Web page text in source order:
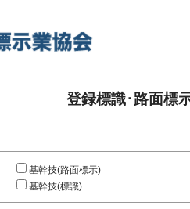
登録標識･路面標
基幹技(路面標示)
基幹技(標識)